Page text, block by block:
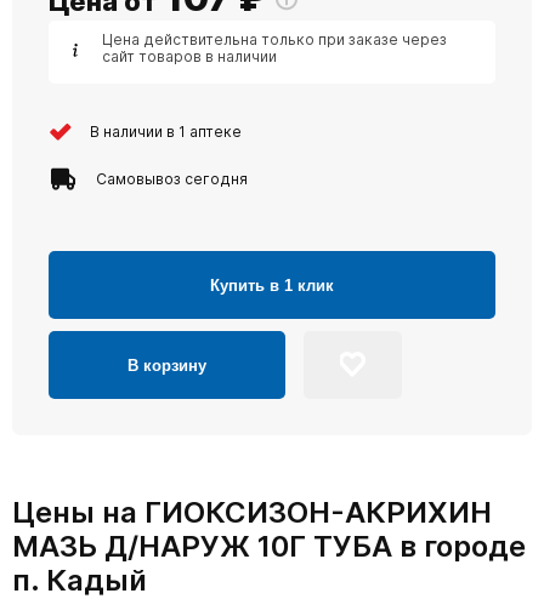
Цена действительна только при заказе через
сайт товаров в наличии
В наличии в 1 аптеке
Самовывоз сегодня
Купить в 1 клик
В корзину
Цены на ГИОКСИЗОН-АКРИХИН
МАЗЬ Д/НАРУЖ 10Г ТУБА в городе
п. Кадый